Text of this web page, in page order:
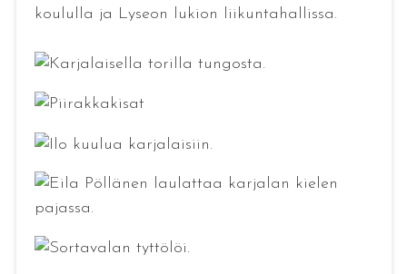
koululla ja Lyseon lukion liikuntahallissa.